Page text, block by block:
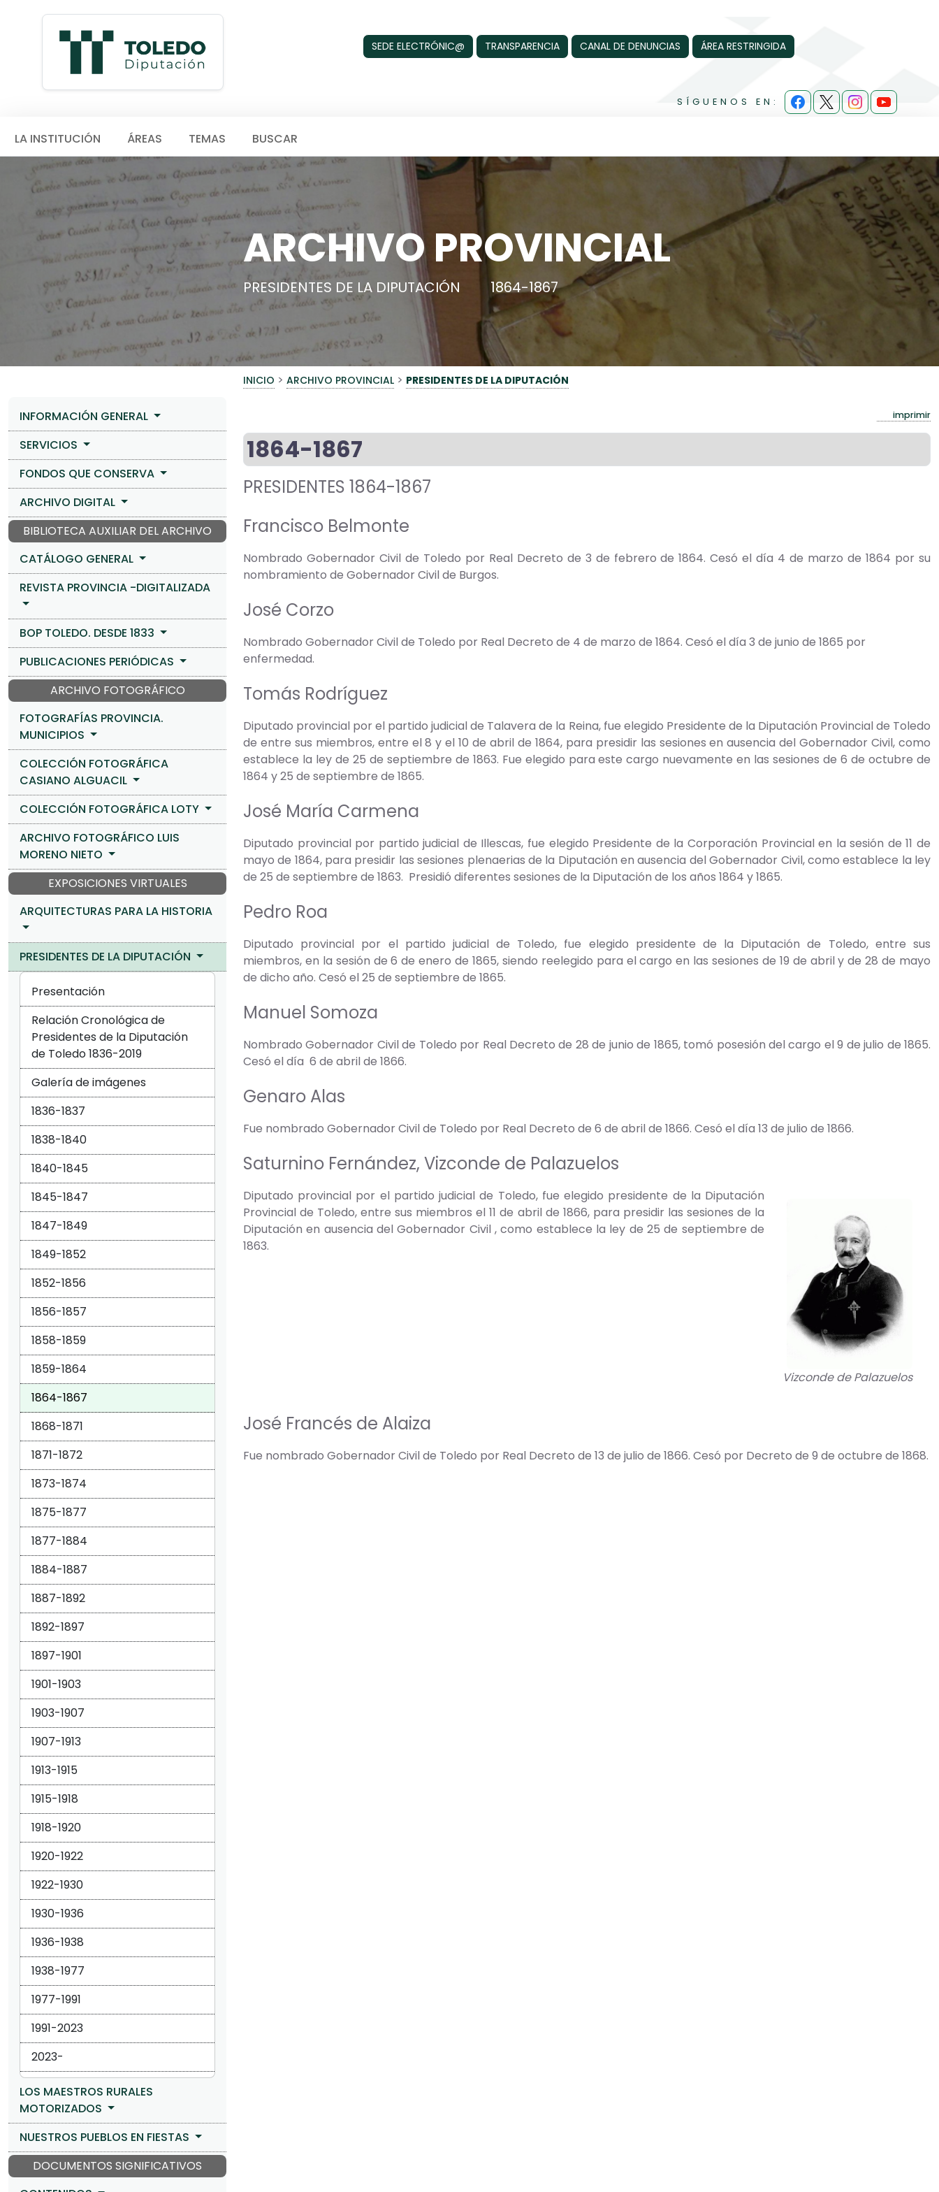
SEDE ELECTRÓNIC@ TRANSPARENCIA CANAL DE DENUNCIAS ÁREA RESTRINGIDA
SÍGUENOS EN:
LA INSTITUCIÓN ÁREAS TEMAS BUSCAR
ARCHIVO PROVINCIAL
PRESIDENTES DE LA DIPUTACIÓN 1864-1867
INICIO > ARCHIVO PROVINCIAL > PRESIDENTES DE LA DIPUTACIÓN
INFORMACIÓN GENERAL
SERVICIOS
FONDOS QUE CONSERVA
ARCHIVO DIGITAL
BIBLIOTECA AUXILIAR DEL ARCHIVO
CATÁLOGO GENERAL
REVISTA PROVINCIA -DIGITALIZADA
BOP TOLEDO. DESDE 1833
PUBLICACIONES PERIÓDICAS
ARCHIVO FOTOGRÁFICO
FOTOGRAFÍAS PROVINCIA.
MUNICIPIOS
COLECCIÓN FOTOGRÁFICA
CASIANO ALGUACIL
COLECCIÓN FOTOGRÁFICA LOTY
ARCHIVO FOTOGRÁFICO LUIS
MORENO NIETO
EXPOSICIONES VIRTUALES
ARQUITECTURAS PARA LA HISTORIA
PRESIDENTES DE LA DIPUTACIÓN
Presentación
Relación Cronológica de
Presidentes de la Diputación
de Toledo 1836-2019
Galería de imágenes
1836-1837
1838-1840
1840-1845
1845-1847
1847-1849
1849-1852
1852-1856
1856-1857
1858-1859
1859-1864
1864-1867
1868-1871
1871-1872
1873-1874
1875-1877
1877-1884
1884-1887
1887-1892
1892-1897
1897-1901
1901-1903
1903-1907
1907-1913
1913-1915
1915-1918
1918-1920
1920-1922
1922-1930
1930-1936
1936-1938
1938-1977
1977-1991
1991-2023
2023-
LOS MAESTROS RURALES
MOTORIZADOS
NUESTROS PUEBLOS EN FIESTAS
DOCUMENTOS SIGNIFICATIVOS
imprimir
1864-1867
PRESIDENTES 1864-1867
Francisco Belmonte
Nombrado Gobernador Civil de Toledo por Real Decreto de 3 de febrero de 1864. Cesó el día 4 de marzo de 1864 por su
nombramiento de Gobernador Civil de Burgos.
José Corzo
Nombrado Gobernador Civil de Toledo por Real Decreto de 4 de marzo de 1864. Cesó el día 3 de junio de 1865 por
enfermedad.
Tomás Rodríguez
Diputado provincial por el partido judicial de Talavera de la Reina, fue elegido Presidente de la Diputación Provincial de Toledo
de entre sus miembros, entre el 8 y el 10 de abril de 1864, para presidir las sesiones en ausencia del Gobernador Civil, como
establece la ley de 25 de septiembre de 1863. Fue elegido para este cargo nuevamente en las sesiones de 6 de octubre de
1864 y 25 de septiembre de 1865.
José María Carmena
Diputado provincial por partido judicial de Illescas, fue elegido Presidente de la Corporación Provincial en la sesión de 11 de
mayo de 1864, para presidir las sesiones plenaerias de la Diputación en ausencia del Gobernador Civil, como establece la ley
de 25 de septiembre de 1863. Presidió diferentes sesiones de la Diputación de los años 1864 y 1865.
Pedro Roa
Diputado provincial por el partido judicial de Toledo, fue elegido presidente de la Diputación de Toledo, entre sus
miembros, en la sesión de 6 de enero de 1865, siendo reelegido para el cargo en las sesiones de 19 de abril y de 28 de mayo
de dicho año. Cesó el 25 de septiembre de 1865.
Manuel Somoza
Nombrado Gobernador Civil de Toledo por Real Decreto de 28 de junio de 1865, tomó posesión del cargo el 9 de julio de 1865.
Cesó el día 6 de abril de 1866.
Genaro Alas
Fue nombrado Gobernador Civil de Toledo por Real Decreto de 6 de abril de 1866. Cesó el día 13 de julio de 1866.
Saturnino Fernández, Vizconde de Palazuelos
Vizconde de Palazuelos
Diputado provincial por el partido judicial de Toledo, fue elegido presidente de la Diputación
Provincial de Toledo, entre sus miembros el 11 de abril de 1866, para presidir las sesiones de la
Diputación en ausencia del Gobernador Civil , como establece la ley de 25 de septiembre de
1863.
José Francés de Alaiza
Fue nombrado Gobernador Civil de Toledo por Real Decreto de 13 de julio de 1866. Cesó por Decreto de 9 de octubre de 1868.